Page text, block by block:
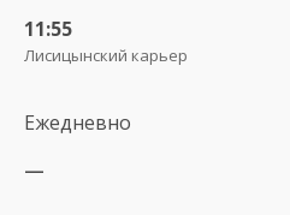
11:55
Лисицынский карьер
Ежедневно
—